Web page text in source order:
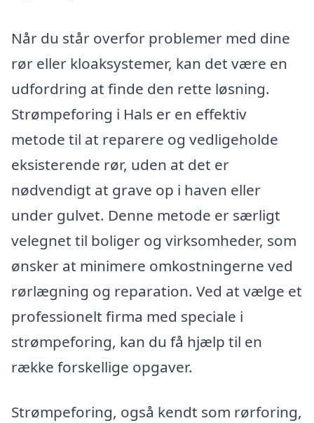
Når du står overfor problemer med dine
rør eller kloaksystemer, kan det være en
udfordring at finde den rette løsning.
Strømpeforing i Hals er en effektiv
metode til at reparere og vedligeholde
eksisterende rør, uden at det er
nødvendigt at grave op i haven eller
under gulvet. Denne metode er særligt
velegnet til boliger og virksomheder, som
ønsker at minimere omkostningerne ved
rørlægning og reparation. Ved at vælge et
professionelt firma med speciale i
strømpeforing, kan du få hjælp til en
række forskellige opgaver.
Strømpeforing, også kendt som rørforing,